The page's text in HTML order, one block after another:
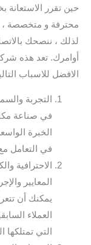
حين تقرر
محترفة و متخصصة
لذلك ، ننصحك
أوامرك. تعد هذه
الافضل للاسباب
التجربة
في صناعة
الخبرة
في التعامل
الاحترافية
المعايير
يمكنك أن
العملاء
التي تمتلكها